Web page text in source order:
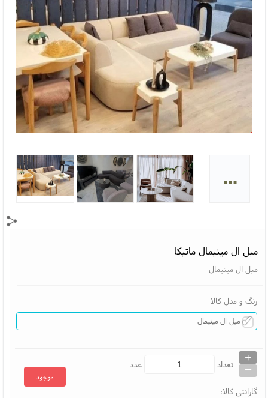
...
مبل ال مینیمال ماتیکا
مبل ال مینیمال
رنگ و مدل کالا
مبل ال مینیمال
تعداد
+
_ عدد
موجود
گارانتی کالا: